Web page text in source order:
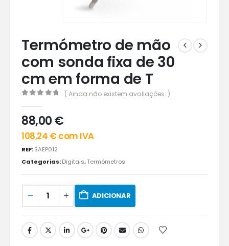
Termómetro de mão
com sonda fixa de 30
cm em forma de T
( Ainda não existem avaliações. )
88,00€
108,24 €com IVA
REF:SAEP012
Categorias:Digitais,Termómetros
ADICIONAR